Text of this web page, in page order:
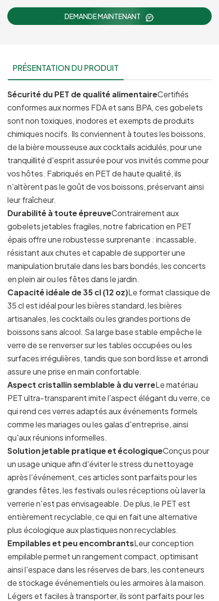
DEMANDE MAINTENANT
PRÉSENTATION DU PRODUIT
Sécurité du PET de qualité alimentaireCertifiés
conformes aux normes FDA et sans BPA, ces gobelets
sont non toxiques, inodores et exempts de produits
chimiques nocifs. Ils conviennent à toutes les boissons,
de la bière mousseuse aux cocktails acidulés, pour une
tranquillité d'esprit assurée pour vos invités comme pour
vos hôtes. Fabriqués en PET de haute qualité, ils
n'altèrent pas le goût de vos boissons, préservant ainsi
leur fraîcheur.
Durabilité à toute épreuveContrairement aux
gobelets jetables fragiles, notre fabrication en PET
épais offre une robustesse surprenante : incassable,
résistant aux chutes et capable de supporter une
manipulation brutale dans les bars bondés, les concerts
en plein air ou les fêtes dans le jardin.
Capacité idéale de 35 cl (12 oz)Le format classique de
35 cl est idéal pour les bières standard, les bières
artisanales, les cocktails ou les grandes portions de
boissons sans alcool. Sa large base stable empêche le
verre de se renverser sur les tables occupées ou les
surfaces irrégulières, tandis que son bord lisse et arrondi
assure une prise en main confortable.
Aspect cristallin semblable à du verreLe matériau
PET ultra-transparent imite l'aspect élégant du verre, ce
qui rend ces verres adaptés aux événements formels
comme les mariages ou les galas d'entreprise, ainsi
qu'aux réunions informelles.
Solution jetable pratique et écologiqueConçus pour
un usage unique afin d'éviter le stress du nettoyage
après l'événement, ces articles sont parfaits pour les
grandes fêtes, les festivals ou les réceptions où laver la
verrerie n'est pas envisageable. De plus, le PET est
entièrement recyclable, ce qui en fait une alternative
plus écologique aux plastiques non recyclables.
Empilables et peu encombrantsLeur conception
empilable permet un rangement compact, optimisant
ainsi l'espace dans les réserves de bars, les conteneurs
de stockage événementiels ou les armoires à la maison.
Légers et faciles à transporter, ils sont parfaits pour les